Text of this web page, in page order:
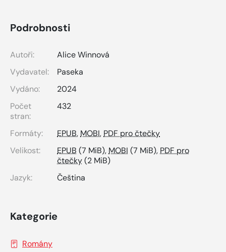
Podrobnosti
Autoři:
Alice Winnová
Vydavatel:
Paseka
Vydáno:
2024
Počet
stran:
432
Formáty: EPUB,MOBI,PDF pro čtečky
Velikost:
EPUB (7 MiB),MOBI (7 MiB),PDF pro
čtečky(2 MiB)
Jazyk:
Čeština
Kategorie
Romány